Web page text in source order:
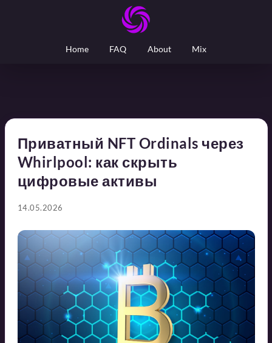
Home FAQ About Mix
Приватный NFT Ordinals через
Whirlpool: как скрыть
цифровые активы
14.05.2026